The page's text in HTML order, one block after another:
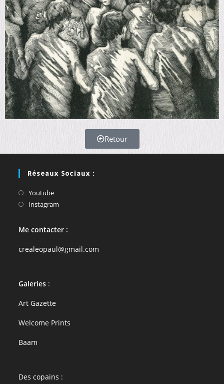
Retour
Réseaux Sociaux :
Youtube
Instagram
Me contacter :
crealeopaul@gmail.com
Galeries :
Art Gazette
Welcome Prints
Baam
Des copains :